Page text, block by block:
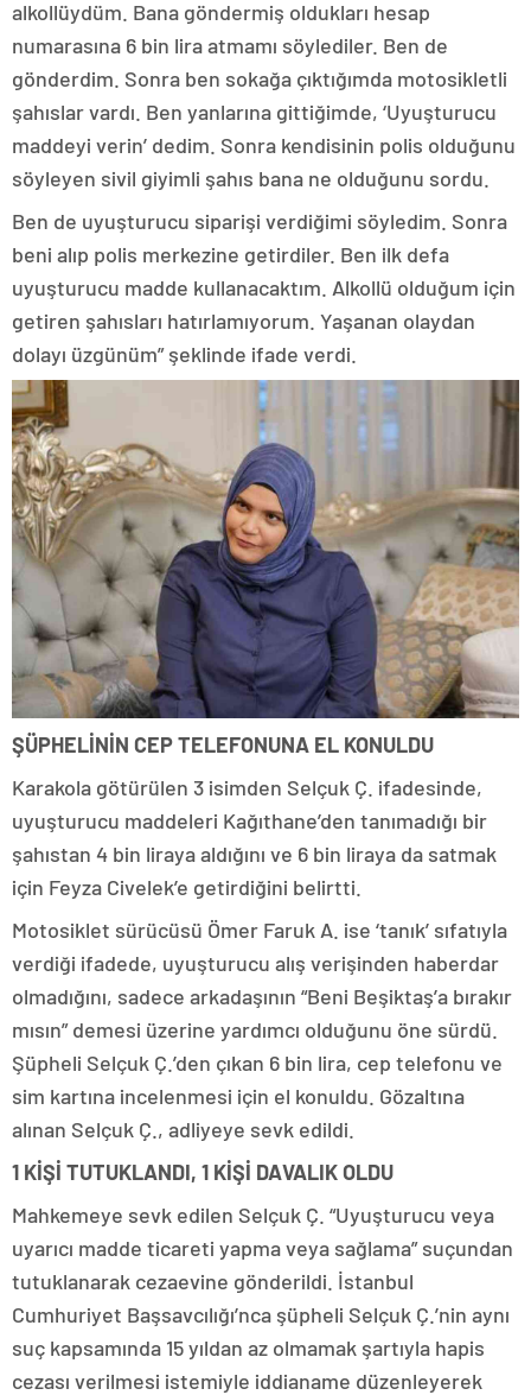
alkollüydüm. Bana göndermiş oldukları hesap
numarasına 6 bin lira atmamı söylediler. Ben de
gönderdim. Sonra ben sokağa çıktığımda motosikletli
şahıslar vardı. Ben yanlarına gittiğimde, ‘Uyuşturucu
maddeyi verin’ dedim. Sonra kendisinin polis olduğunu
söyleyen sivil giyimli şahıs bana ne olduğunu sordu.
Ben de uyuşturucu siparişi verdiğimi söyledim. Sonra
beni alıp polis merkezine getirdiler. Ben ilk defa
uyuşturucu madde kullanacaktım. Alkollü olduğum için
getiren şahısları hatırlamıyorum. Yaşanan olaydan
dolayı üzgünüm” şeklinde ifade verdi.
ŞÜPHELİNİN CEP TELEFONUNA EL KONULDU
Karakola götürülen 3 isimden Selçuk Ç. ifadesinde,
uyuşturucu maddeleri Kağıthane’den tanımadığı bir
şahıstan 4 bin liraya aldığını ve 6 bin liraya da satmak
için Feyza Civelek’e getirdiğini belirtti.
Motosiklet sürücüsü Ömer Faruk A. ise ‘tanık’ sıfatıyla
verdiği ifadede, uyuşturucu alış verişinden haberdar
olmadığını, sadece arkadaşının “Beni Beşiktaş’a bırakır
mısın” demesi üzerine yardımcı olduğunu öne sürdü.
Şüpheli Selçuk Ç.’den çıkan 6 bin lira, cep telefonu ve
sim kartına incelenmesi için el konuldu. Gözaltına
alınan Selçuk Ç., adliyeye sevk edildi.
1 KİŞİ TUTUKLANDI, 1 KİŞİ DAVALIK OLDU
Mahkemeye sevk edilen Selçuk Ç. “Uyuşturucu veya
uyarıcı madde ticareti yapma veya sağlama” suçundan
tutuklanarak cezaevine gönderildi. İstanbul
Cumhuriyet Başsavcılığı’nca şüpheli Selçuk Ç.’nin aynı
suç kapsamında 15 yıldan az olmamak şartıyla hapis
cezası verilmesi istemiyle iddianame düzenleyerek